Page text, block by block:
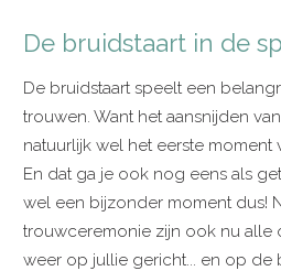
De bruidstaart in de
De bruidstaart speelt een
trouwen. Want het aansnijden
natuurlijk wel het eerste moment
En dat ga je ook nog eens als
wel een bijzonder moment dus!
trouwceremonie zijn ook nu alle
weer op jullie gericht... en op de